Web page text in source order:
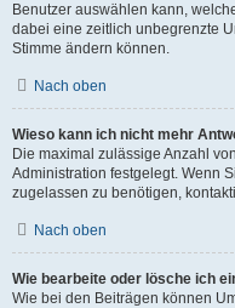
Benutzer auswählen kann,
dabei eine zeitlich unbegrenzte
Stimme ändern können.
Nach oben
Wieso kann ich nicht mehr
Die maximal zulässige Anzahl
Administration festgelegt. Wenn
zugelassen zu benötigen,
Nach oben
Wie bearbeite oder lösche ich
Wie bei den Beiträgen können